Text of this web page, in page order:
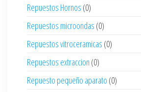
Repuestos Hornos (0)
Repuestos microondas (0)
Repuestos vitroceramicas (0)
Repuestos extraccion (0)
Repuesto pequeño aparato (0)